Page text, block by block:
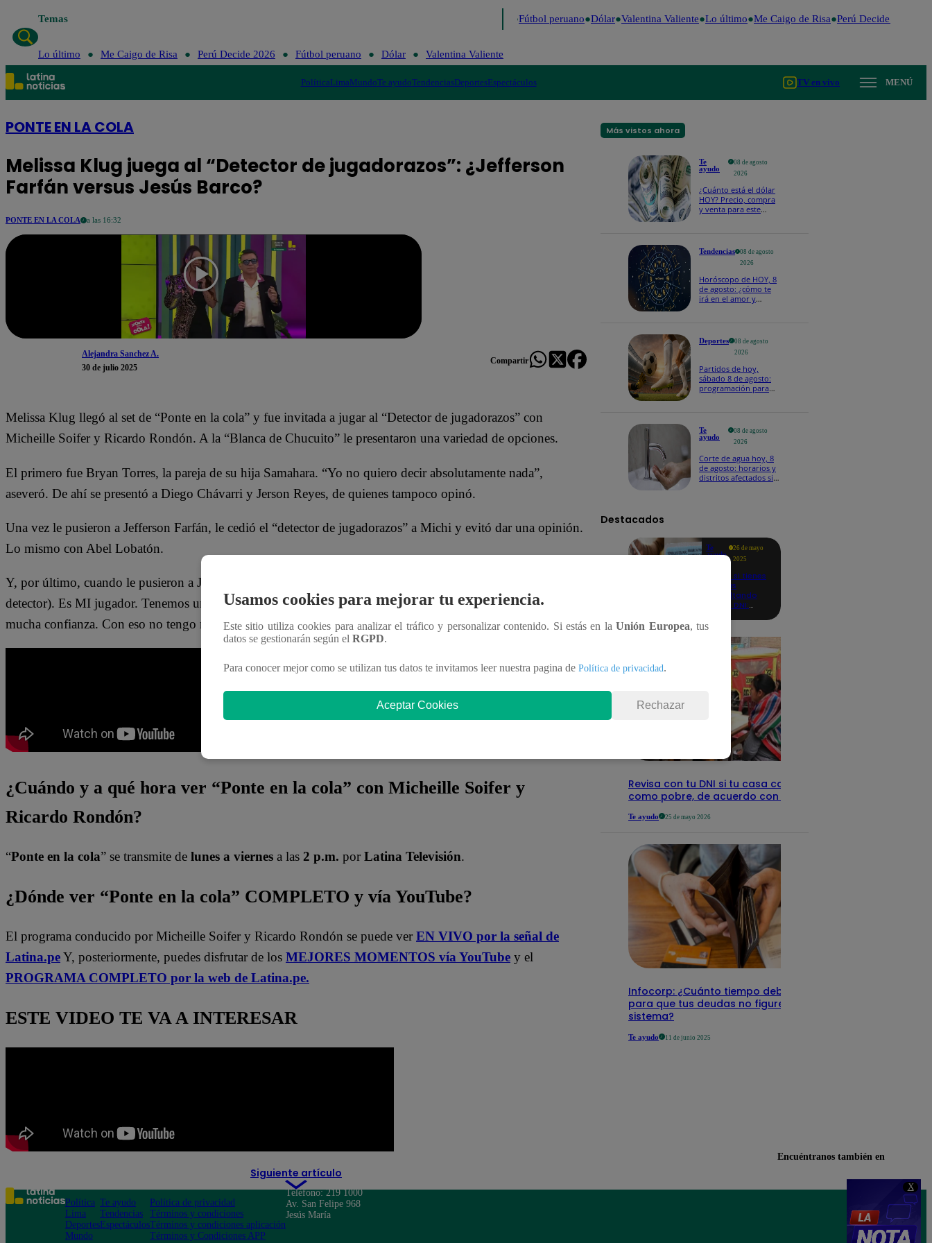
X
Temas Fútbol peruano Dólar Valentina Valiente Lo último Me Caigo de Risa Perú Decide 2026
Lo último Me Caigo de Risa Perú Decide 2026 Fútbol peruano Dólar Valentina Valiente
PolíticaLimaMundoTe ayudoTendenciasDeportesEspectáculos TV en vivo MENÚ
PONTE EN LA COLA
Melissa Klug juega al “Detector de jugadorazos”: ¿Jefferson
Farfán versus Jesús Barco?
PONTE EN LA COLA a las 16:32
Alejandra Sanchez A.
30 de julio 2025
Compartir
Melissa Klug llegó al set de “Ponte en la cola” y fue invitada a jugar al “Detector de jugadorazos” con
Micheille Soifer y Ricardo Rondón. A la “Blanca de Chucuito” le presentaron una variedad de opciones.
El primero fue Bryan Torres, la pareja de su hija Samahara. “Yo no quiero decir absolutamente nada”,
aseveró. De ahí se presentó a Diego Chávarri y Jerson Reyes, de quienes tampoco opinó.
Una vez le pusieron a Jefferson Farfán, le cedió el “detector de jugadorazos” a Michi y evitó dar una opinión.
Lo mismo con Abel Lobatón.
Y, por último, cuando le pusieron a Jesús Barco en pantalla, Melissa Klug aseguró: “No lo voy a pasar (el
detector). Es MI jugador. Tenemos una relación estable, bonita, en base al respeto. No hay toxicidad y hay
mucha confianza. Con eso no tengo ningún problema”.
¿Cuándo y a qué hora ver “Ponte en la cola” con Micheille Soifer y
Ricardo Rondón?
“Ponte en la cola” se transmite de lunes a viernes a las 2 p.m. por Latina Televisión.
¿Dónde ver “Ponte en la cola” COMPLETO y vía YouTube?
El programa conducido por Micheille Soifer y Ricardo Rondón se puede ver EN VIVO por la señal de
Latina.peY, posteriormente, puedes disfrutar de los MEJORES MOMENTOS vía YouTube y el
PROGRAMA COMPLETO por la web de Latina.pe.
ESTE VIDEO TE VA A INTERESAR
Siguiente artículo
Más vistos ahora
Te
ayudo
08 de agosto
2026
¿Cuánto está el dólar
HOY? Precio, compra
y venta para este
Tendencias
08 de agosto
2026
Horóscopo de HOY, 8
de agosto: ¿cómo te
irá en el amor y
Deportes
08 de agosto
2026
Partidos de hoy,
sábado 8 de agosto:
programación para
Te
ayudo
08 de agosto
2026
Corte de agua hoy, 8
de agosto: horarios y
distritos afectados sin
Destacados
Te
ayudo
26 de mayo
2025
Revisa si tienes
deudas
consultando
con tu DNI:
detalles
Revisa con tu DNI si tu casa califica
como pobre, de acuerdo con el Sisfoh
Te ayudo 25 de mayo 2026
Infocorp: ¿Cuánto tiempo debe pasar
para que tus deudas no figuren en su
sistema?
Te ayudo 11 de junio 2025
Usamos cookies para mejorar tu experiencia.
Este sitio utiliza cookies para analizar el tráfico y personalizar contenido. Si estás en laUnión Europea, tus
datos se gestionarán según el RGPD.
Para conocer mejor como se utilizan tus datos te invitamos leer nuestra pagina de Política de privacidad.
Aceptar Cookies Rechazar
Encuéntranos también en
Política
Lima
Deportes
Mundo
Te ayudo
Tendencias
Espectáculos
Política de privacidad
Términos y condiciones
Términos y condiciones aplicación
Términos y Condiciones APP
Teléfono: 219 1000
Av. San Felipe 968
Jesús María